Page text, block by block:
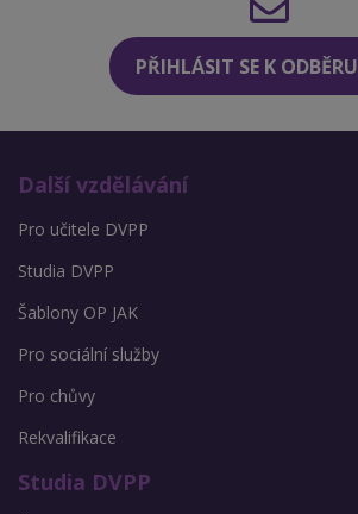
PŘIHLÁSIT SE K ODBĚRU
Další vzdělávání
Pro učitele DVPP
Studia DVPP
Šablony OP JAK
Pro sociální služby
Pro chůvy
Rekvalifikace
Studia DVPP